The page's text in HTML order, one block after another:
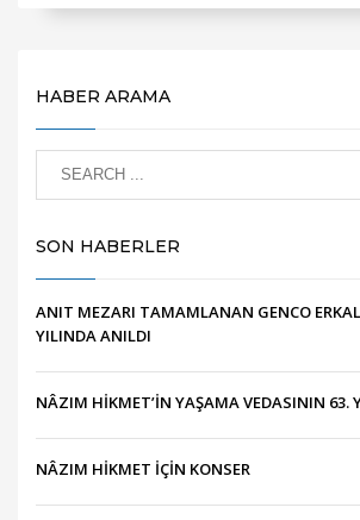
HABER ARAMA
SON HABERLER
ANIT MEZARI TAMAMLANAN GENCO
YILINDA ANILDI
NÂZIM HİKMET’İN YAŞAMA VEDASININ 63.
NÂZIM HİKMET İÇİN KONSER